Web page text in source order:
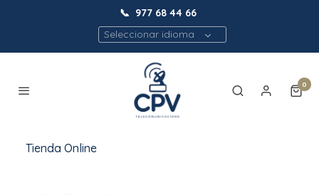
📞 977 68 44 66
Seleccionar idioma
0
Tienda Online